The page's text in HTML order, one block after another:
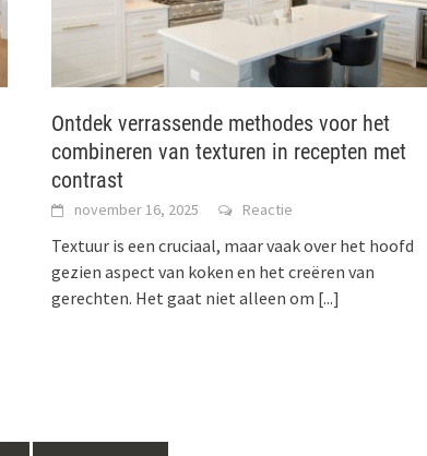
Ontdek verrassende methodes voor het
combineren van texturen in recepten met
contrast
november 16, 2025 Reactie
Textuur is een cruciaal, maar vaak over het hoofd
gezien aspect van koken en het creëren van
gerechten. Het gaat niet alleen om [...]